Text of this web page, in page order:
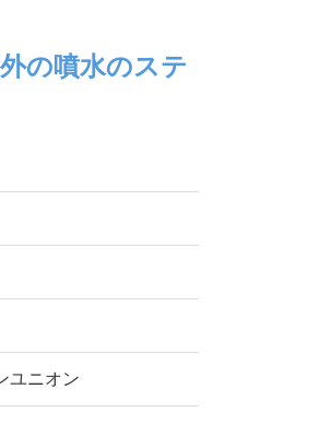
の噴水のステ
ユニオン